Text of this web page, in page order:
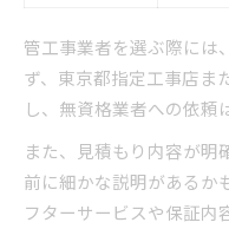
管工事業者を選ぶ際には
ず、東京都指定工事店ま
し、無資格業者への依頼
また、見積もり内容が明
前に細かな説明があるか
フターサービスや保証内